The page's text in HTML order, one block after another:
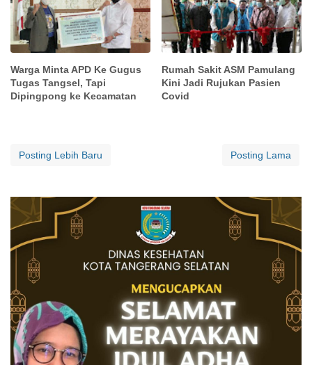
Warga Minta APD Ke Gugus
Tugas Tangsel, Tapi
Dipingpong ke Kecamatan
Rumah Sakit ASM Pamulang
Kini Jadi Rujukan Pasien
Covid
Posting Lebih Baru Posting Lama